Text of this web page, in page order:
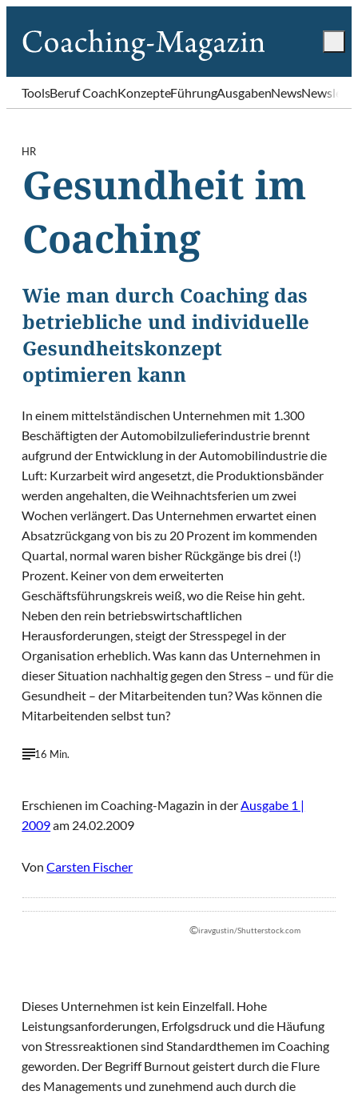
ToolsBeruf CoachKonzepteFührungAusgabenNews
HR
Gesundheit im
Coaching
Wie man durch Coaching das
betriebliche und individuelle
Gesundheitskonzept
optimieren kann
In einem mittelständischen Unternehmen mit 1.300
Beschäftigten der Automobilzulieferindustrie brennt
aufgrund der Entwicklung in der Automobilindustrie die
Luft: Kurzarbeit wird angesetzt, die Produktionsbänder
werden angehalten, die Weihnachtsferien um zwei
Wochen verlängert. Das Unternehmen erwartet einen
Absatzrückgang von bis zu 20 Prozent im kommenden
Quartal, normal waren bisher Rückgänge bis drei (!)
Prozent. Keiner von dem erweiterten
Geschäftsführungskreis weiß, wo die Reise hin geht.
Neben den rein betriebswirtschaftlichen
Herausforderungen, steigt der Stresspegel in der
Organisation erheblich. Was kann das Unternehmen in
dieser Situation nachhaltig gegen den Stress – und für die
Gesundheit – der Mitarbeitenden tun? Was können die
Mitarbeitenden selbst tun?
16 Min.
Erschienen im Coaching-Magazin in derAusgabe 1 |
2009am 24.02.2009
VonCarsten Fischer
©iravgustin/Shutterstock.com
Dieses Unternehmen ist kein Einzelfall. Hohe
Leistungsanforderungen, Erfolgsdruck und die Häufung
von Stressreaktionen sind Standardthemen im Coaching
geworden. Der Begriff Burnout geistert durch die Flure
des Managements und zunehmend auch durch die